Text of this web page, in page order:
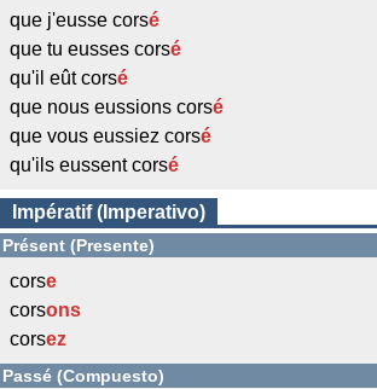
que j'eusse corsé
que tu eusses corsé
qu'il eût corsé
que nous eussions corsé
que vous eussiez corsé
qu'ils eussent corsé
Impératif (Imperativo)
Présent (Presente)
corse
corsons
corsez
Passé (Compuesto)